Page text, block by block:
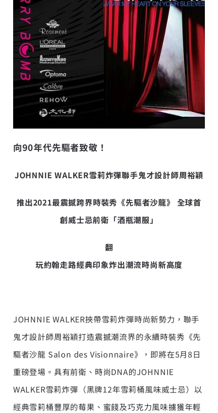
向90年代先驅者致敬！
JOHNNIE WALKER雪莉炸彈聯手鬼才設計師周裕穎
推出2021最震撼跨界時裝秀《先驅者沙龍》 全球首
創威士忌前衛「酒瓶潮服」
翻
玩約翰走路經典印象炸出潮流時尚新高度
JOHNNIE WALKER挾帶雪莉炸彈時尚新勢力，聯手
鬼才設計師周裕穎打造震撼潮流界的永續時裝秀《先
驅者沙龍 Salon des Visionnaire》，即將在5月8日
重磅登場。具有前衛、時尚DNA的JOHNNIE
WALKER雪莉炸彈（黑牌12年雪莉桶風味威士忌）以
經典雪莉桶豐厚的莓果、蜜餞及巧克力風味擄獲年輕